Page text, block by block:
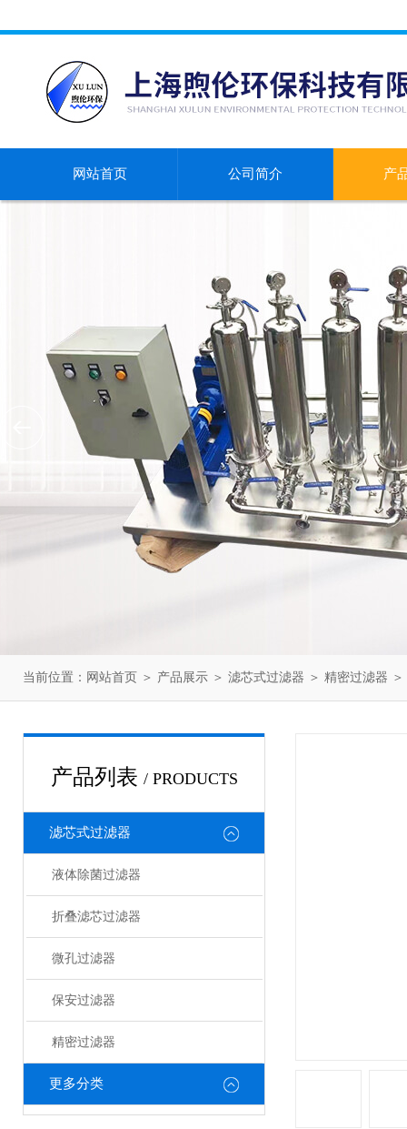
网站首页 公司简介 产
当前位置： 网站首页 ＞ 产品展示 ＞ 滤芯式过滤器 ＞ 精密过滤器
产品列表 / PRODUCTS
滤芯式过滤器
液体除菌过滤器
折叠滤芯过滤器
微孔过滤器
保安过滤器
精密过滤器
更多分类